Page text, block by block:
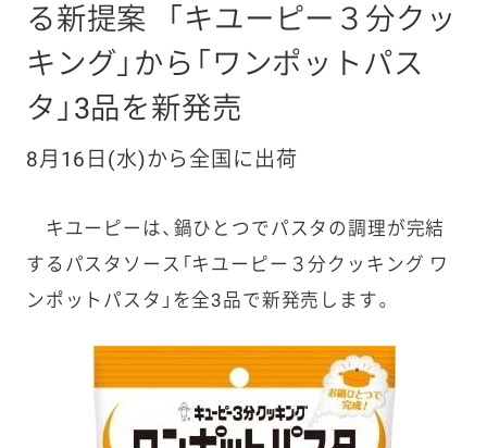
る新提案
「キユーピー３分クッ
キング」から「ワンポットパス
タ」3品を新発売
8月16日(水)から全国に出荷
キユーピーは、鍋ひとつでパスタの調理が完結
するパスタソース「キユーピー３分クッキング ワ
ンポットパスタ」を全3品で新発売します。